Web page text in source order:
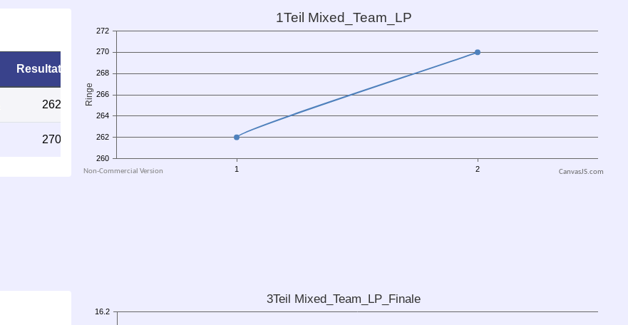
Resultat
262
270
CanvasJS.com